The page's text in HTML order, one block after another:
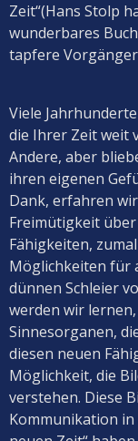
Zeit“(Hans Stolp
wunderbares
tapfere
Viele
die Ihrer Zeit weit
Andere, aber
ihren eigenen
Dank, erfahren
Freimütigkeit
Fähigkeiten,
Möglichkeiten für
dünnen Schleier
werden wir
Sinnesorganen,
diesen neuen
Möglichkeit, die
verstehen. Diese
Kommunikation in